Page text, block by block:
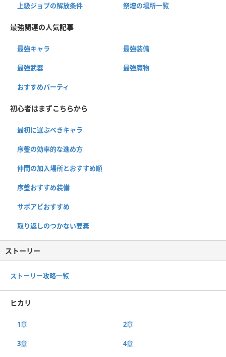
上級ジョブの解放条件 祭壇の場所一覧
最強関連の人気記事
最強キャラ 最強装備
最強武器 最強魔物
おすすめパーティ
初心者はまずこちらから
最初に選ぶべきキャラ
序盤の効率的な進め方
仲間の加入場所とおすすめ順
序盤おすすめ装備
サポアビおすすめ
取り返しのつかない要素
ストーリー
ストーリー攻略一覧
ヒカリ
1章 2章
3章 4章